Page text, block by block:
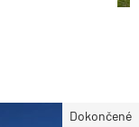
Dokončené